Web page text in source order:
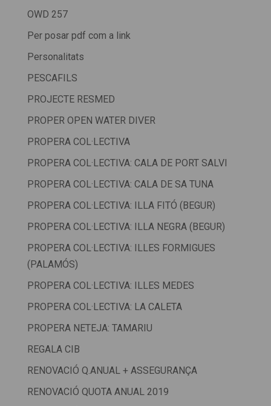
OWD 257
Per posar pdf com a link
Personalitats
PESCAFILS
PROJECTE RESMED
PROPER OPEN WATER DIVER
PROPERA COL·LECTIVA
PROPERA COL·LECTIVA: CALA DE PORT SALVI
PROPERA COL·LECTIVA: CALA DE SA TUNA
PROPERA COL·LECTIVA: ILLA FITÓ (BEGUR)
PROPERA COL·LECTIVA: ILLA NEGRA (BEGUR)
PROPERA COL·LECTIVA: ILLES FORMIGUES
(PALAMÓS)
PROPERA COL·LECTIVA: ILLES MEDES
PROPERA COL·LECTIVA: LA CALETA
PROPERA NETEJA: TAMARIU
REGALA CIB
RENOVACIÓ Q.ANUAL + ASSEGURANÇA
RENOVACIÓ QUOTA ANUAL 2019